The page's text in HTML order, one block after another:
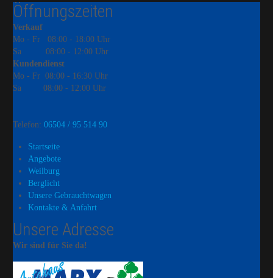
Öffnungszeiten
Verkauf
Mo - Fr08:00 - 18:00 Uhr
Sa08:00 - 12:00 Uhr
Kundendienst
Mo - Fr08:00 - 16:30 Uhr
Sa08:00 - 12:00 Uhr
Telefon: 06504 / 95 514 90
Startseite
Angebote
Weilburg
Berglicht
Unsere Gebrauchtwagen
Kontakte & Anfahrt
Unsere Adresse
Wir sind für Sie da!